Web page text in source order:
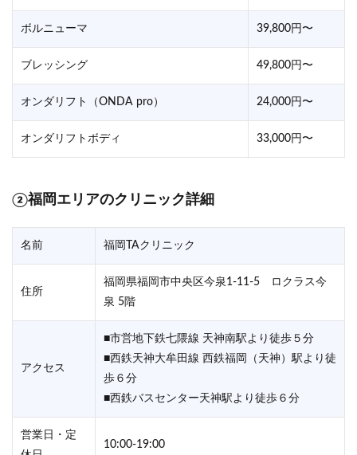
ボルニューマ 39,800円〜
ブレッシング 49,800円〜
オンダリフト（ONDA pro） 24,000円〜
オンダリフトボディ 33,000円〜
②福岡エリアのクリニック詳細
名前 福岡TAクリニック
住所
福岡県福岡市中央区今泉1-11-5 ロクラス今
泉 5階
アクセス
■市営地下鉄七隈線 天神南駅より徒歩５分
■西鉄天神大牟田線 西鉄福岡（天神）駅より徒
歩６分
■西鉄バスセンター天神駅より徒歩６分
営業日・定
10:00-19:00